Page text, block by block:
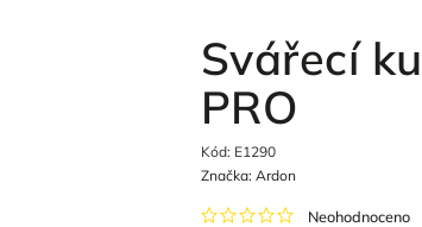
Svářecí
PRO
Kód: E1290
Neohodnoceno
Značka: Ardon